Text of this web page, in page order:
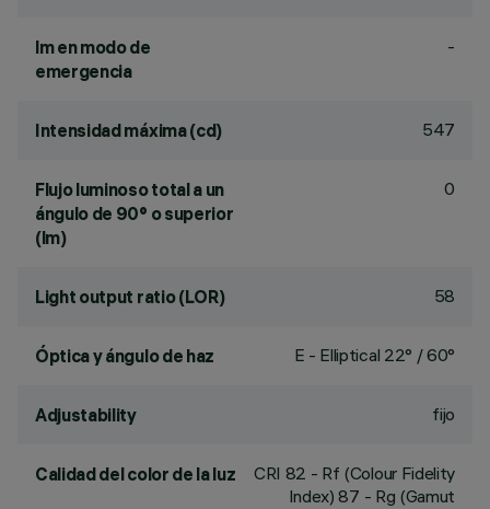
lm en modo de
emergencia
-
Intensidad máxima (cd) 547
Flujo luminoso total a un
ángulo de 90° o superior
(lm)
0
Light output ratio (LOR) 58
Óptica y ángulo de haz E - Elliptical 22° / 60°
Adjustability fijo
Calidad del color de la luz CRI 82 - Rf (Colour Fidelity
Index) 87 - Rg (Gamut